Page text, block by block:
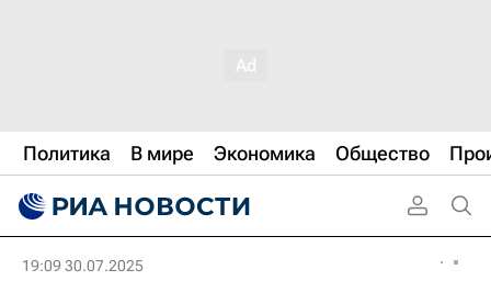
Политика В мире Экономика Общество
19:09 30.07.2025